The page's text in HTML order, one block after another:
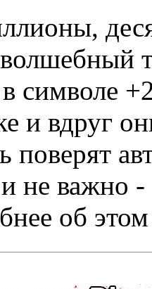
символе
и вдруг
поверят
не важно
об